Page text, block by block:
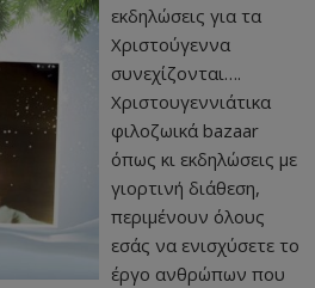
εκδηλώσεις για τα
Χριστούγεννα
συνεχίζονται….
Χριστουγεννιάτικα
φιλοζωικά bazaar
όπως κι εκδηλώσεις με
γιορτινή διάθεση,
περιμένουν όλους
εσάς να ενισχύσετε το
έργο ανθρώπων που